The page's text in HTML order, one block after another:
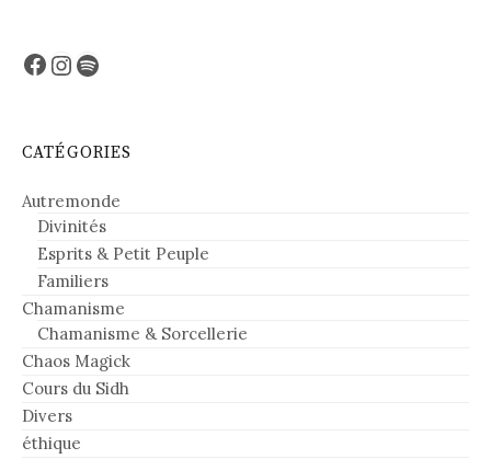
Facebook
Instagram
Spotify
CATÉGORIES
Autremonde
Divinités
Esprits & Petit Peuple
Familiers
Chamanisme
Chamanisme & Sorcellerie
Chaos Magick
Cours du Sidh
Divers
éthique